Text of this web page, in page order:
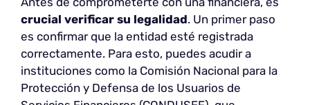
crucial verificar su legalidad. Un primer paso
es confirmar que la entidad esté registrada
correctamente. Para esto, puedes acudir a
instituciones como la Comisión Nacional para la
Protección y Defensa de los Usuarios de